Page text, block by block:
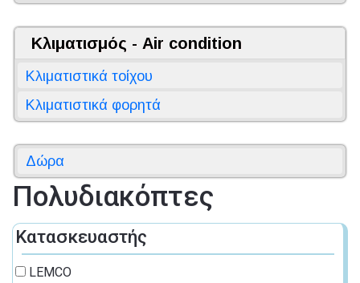
Κλιματισμός - Air condition
Κλιματιστικά τοίχου
Κλιματιστικά φορητά
Δώρα
Πολυδιακόπτες
Κατασκευαστής
LEMCO